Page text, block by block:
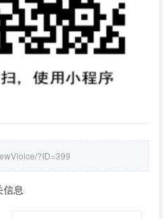
?ID=399
信息